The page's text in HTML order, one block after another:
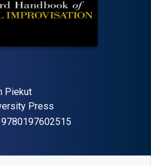
Piekut
Press
9780197602515